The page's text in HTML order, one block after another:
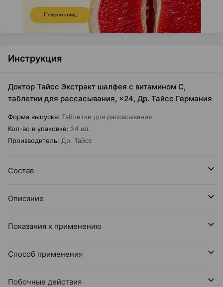
Инструкция
Доктор Тайсс Экстракт шалфея с витамином С,
таблетки для рассасывания, ×24, Др. Тайсс Германия
Форма выпуска: Таблетки для рассасывания
Кол-во в упаковке: 24 шт.
Производитель: Др. Тайсс
Состав
Описание
Показания к применению
Способ применения
Побочные действия